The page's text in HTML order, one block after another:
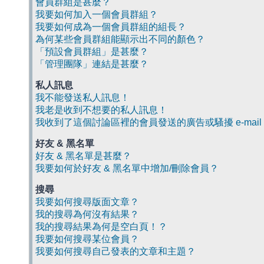
會員群組是甚麼？
我要如何加入一個會員群組？
我要如何成為一個會員群組的組長？
為何某些會員群組能顯示出不同的顏色？
「預設會員群組」是甚麼？
「管理團隊」連結是甚麼？
私人訊息
我不能發送私人訊息！
我老是收到不想要的私人訊息！
我收到了這個討論區裡的會員發送的廣告或騷擾 e-mail
好友 & 黑名單
好友 & 黑名單是甚麼？
我要如何於好友 & 黑名單中增加/刪除會員？
搜尋
我要如何搜尋版面文章？
我的搜尋為何沒有結果？
我的搜尋結果為何是空白頁！？
我要如何搜尋某位會員？
我要如何搜尋自己發表的文章和主題？